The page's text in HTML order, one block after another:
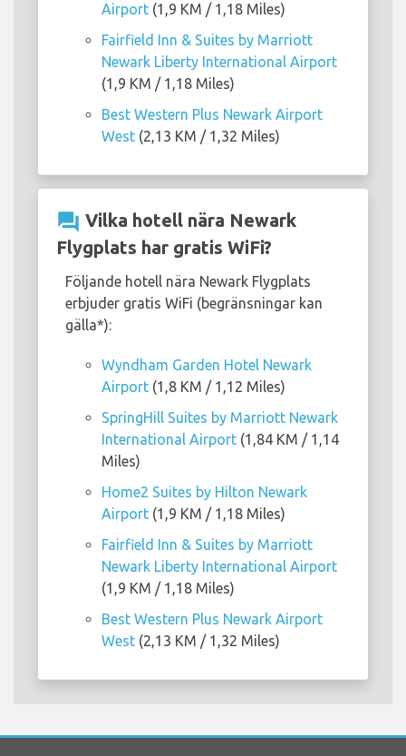
Airport (1,9 KM / 1,18 Miles)
Fairfield Inn & Suites by Marriott
Newark Liberty International Airport
(1,9 KM / 1,18 Miles)
Best Western Plus Newark Airport
West (2,13 KM / 1,32 Miles)
question_answer Vilka hotell nära Newark
Flygplats har gratis WiFi?
Följande hotell nära Newark Flygplats
erbjuder gratis WiFi (begränsningar kan
gälla*):
Wyndham Garden Hotel Newark
Airport (1,8 KM / 1,12 Miles)
SpringHill Suites by Marriott Newark
International Airport (1,84 KM / 1,14
Miles)
Home2 Suites by Hilton Newark
Airport (1,9 KM / 1,18 Miles)
Fairfield Inn & Suites by Marriott
Newark Liberty International Airport
(1,9 KM / 1,18 Miles)
Best Western Plus Newark Airport
West (2,13 KM / 1,32 Miles)